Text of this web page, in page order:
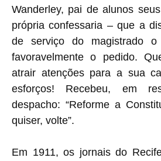
Wanderley, pai de alunos
própria confessaria – que a
de serviço do magistrado o
favoravelmente o pedido.
atrair atenções para a sua
esforços! Recebeu, em
despacho: “Reforme a
quiser, volte”.
Em 1911, os jornais do